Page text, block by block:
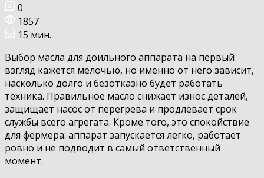
0
1857
15 мин.
Выбор масла для доильного аппарата на первый
взгляд кажется мелочью, но именно от него зависит,
насколько долго и безотказно будет работать
техника. Правильное масло снижает износ деталей,
защищает насос от перегрева и продлевает срок
службы всего агрегата. Кроме того, это спокойствие
для фермера: аппарат запускается легко, работает
ровно и не подводит в самый ответственный
момент.